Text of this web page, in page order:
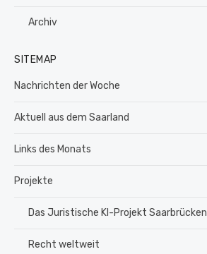
Archiv
SITEMAP
Nachrichten der Woche
Aktuell aus dem Saarland
Links des Monats
Projekte
Das Juristische KI-Projekt Saarbrücken
Recht weltweit